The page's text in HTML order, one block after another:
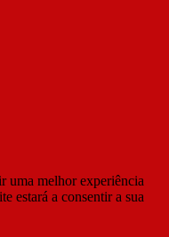
uma melhor experiência
estará a consentir a sua